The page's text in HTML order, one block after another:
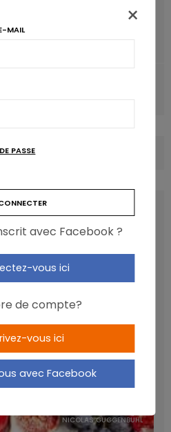
vaut boire que se rincer la
menace les seniors
pour la santé
NICOLAS GUGGENBÜHL
×
MAIL
PASSE
avec Facebook ?
vous ici
de compte?
vous ici
avec Facebook